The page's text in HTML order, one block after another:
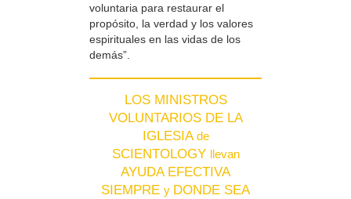
voluntaria para restaurar el
propósito, la verdad y los valores
espirituales en las vidas de los
demás”.
LOS MINISTROS
VOLUNTARIOS DE LA
IGLESIAde
SCIENTOLOGY llevan
AYUDA EFECTIVA
SIEMPRE y DONDE SEA